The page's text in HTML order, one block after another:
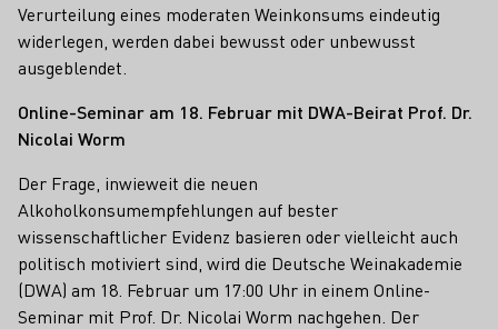
Verurteilung eines moderaten Weinkonsums eindeutig
widerlegen, werden dabei bewusst oder unbewusst
ausgeblendet.
Online-Seminar am 18. Februar mit DWA-Beirat Prof. Dr.
Nicolai Worm
Der Frage, inwieweit die neuen
Alkoholkonsumempfehlungen auf bester
wissenschaftlicher Evidenz basieren oder vielleicht auch
politisch motiviert sind, wird die Deutsche Weinakademie
(DWA) am 18. Februar um 17:00 Uhr in einem Online-
Seminar mit Prof. Dr. Nicolai Worm nachgehen. Der